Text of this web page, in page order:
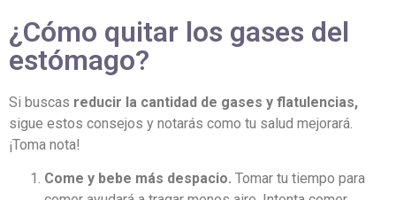
¿Cómo quitar los gases del
estómago?
Si buscas reducir la cantidad de gases y flatulencias,
sigue estos consejos y notarás como tu salud mejorará.
¡Toma nota!
Come y bebe más despacio. Tomar tu tiempo para